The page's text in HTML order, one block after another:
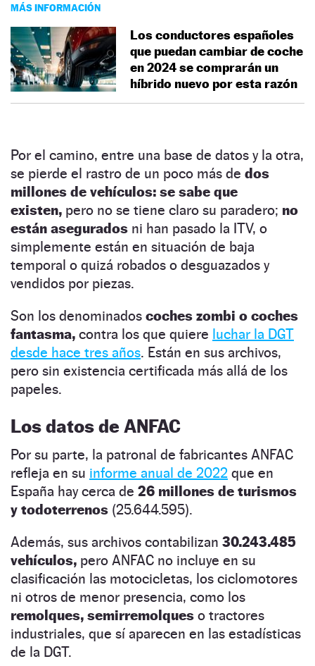
MÁS INFORMACIÓN
Los conductores españoles
que puedan cambiar de coche
en 2024 se comprarán un
híbrido nuevo por esta razón
Por el camino, entre una base de datos y la otra,
se pierde el rastro de un poco más de dos
millones de vehículos: se sabe que
existen, pero no se tiene claro su paradero; no
están asegurados ni han pasado la ITV, o
simplemente están en situación de baja
temporal o quizá robados o desguazados y
vendidos por piezas.
Son los denominados coches zombi o coches
fantasma, contra los que quiere luchar la DGT
desde hace tres años. Están en sus archivos,
pero sin existencia certificada más allá de los
papeles.
Los datos de ANFAC
Por su parte, la patronal de fabricantes ANFAC
refleja en su informe anual de 2022 que en
España hay cerca de 26 millones de turismos
y todoterrenos (25.644.595).
Además, sus archivos contabilizan 30.243.485
vehículos, pero ANFAC no incluye en su
clasificación las motocicletas, los ciclomotores
ni otros de menor presencia, como los
remolques, semirremolques o tractores
industriales, que sí aparecen en las estadísticas
de la DGT.